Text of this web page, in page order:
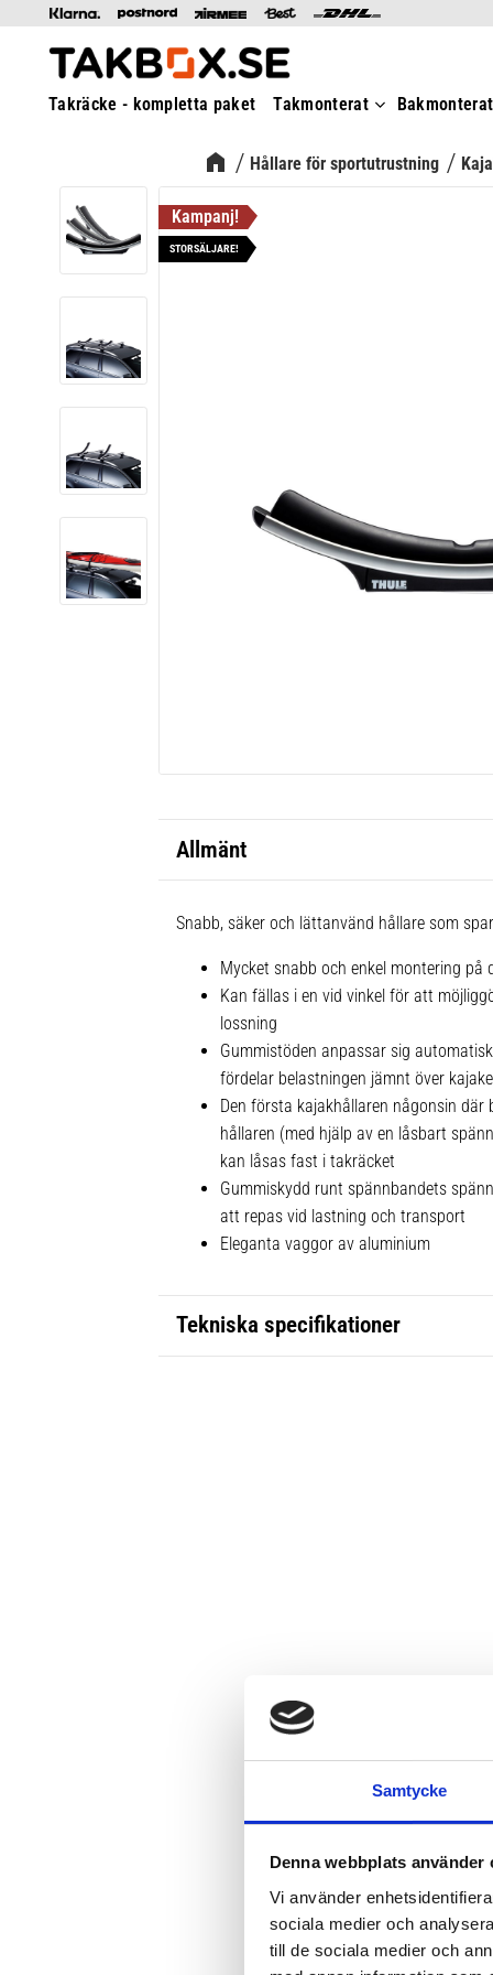
Samtycke
Denna webbplats använder
Vi använder
sociala medier och
till de sociala medier och
Takräcke - kompletta paket Takmonterat Bakmonterat
Hållare för sportutrustning
STORSÄLJARE!
Allmänt
Snabb, säker och lättanvänd hållare som
Mycket snabb och enkel montering på
Kan fällas i en vid vinkel för att
lossning
Gummistöden anpassar sig
fördelar belastningen jämnt över
Den första kajakhållaren någonsin där
hållaren (med hjälp av en låsbart
kan låsas fast i takräcket
Gummiskydd runt spännbandets
att repas vid lastning och transport
Eleganta vaggor av aluminium
Tekniska specifikationer